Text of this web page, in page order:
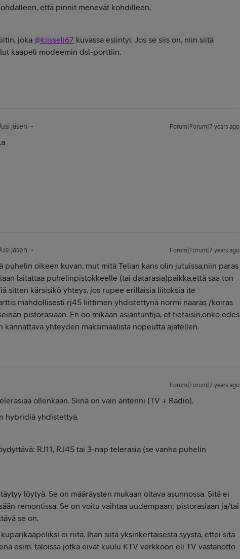
että pinnit menevät kohdilleen.
joka @kiisseli67 kuvassa esiintyi. Jos se siis on, niin siitä
kaapeli modeemin dsl-porttiin.
jäsen Forum|Forum|7 years ago
jäsen Forum|Forum|7 years ago
puhelin oikeen kuvan, mut mitä Telian kans olin jutuissa,niin paras
laitattaa puhelinpistokkeelle (tai datarasia)paikka,että saa ton
sitten kärsisikö yhteys, jos rupee erillaisia liitoksia ite
mahdollisesti rj45 liittimen yhdistettynä normi naaras /koiras
pistorasiaan. En oo mikään asiantuntija, et tietäisin,onko edes
kannattava yhteyden maksimaalista nopeutta ajatellen.
Forum|Forum|7 years ago
ollenkaan. Siinä on vain antenni (TV + Radio).
hybridiä yhdistettyä.
RJ11, RJ45 tai 3-nap telerasia (se vanha puhelin
löytyä. Se on määräysten mukaan oltava asunnossa. Sitä ei
remontissa. Se on voitu vaihtaa uudempaan; pistorasiaan ja/tai
se on.
ei riitä. Ihan siitä yksinkertaisesta syystä, ettei sitä
esim. taloissa jotka eivät kuulu KTV verkkoon eli TV vastanotto